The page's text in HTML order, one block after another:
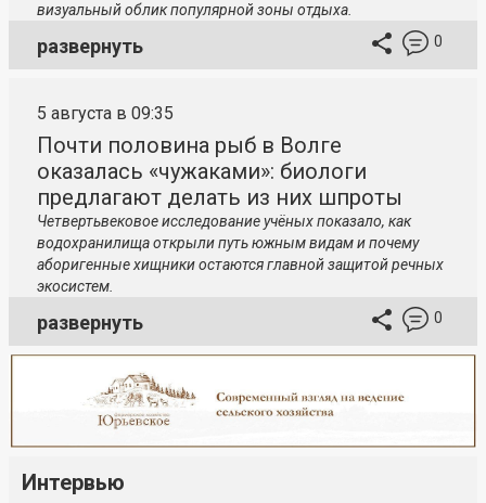
визуальный облик популярной зоны отдыха.
развернуть 0
5 августа в 09:35
Почти половина рыб в Волге
оказалась «чужаками»: биологи
предлагают делать из них шпроты
Четвертьвековое исследование учёных показало, как
водохранилища открыли путь южным видам и почему
аборигенные хищники остаются главной защитой речных
экосистем.
развернуть 0
Интервью